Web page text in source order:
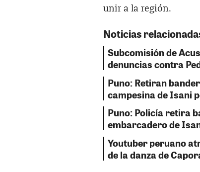
unir a la región.
Noticias
Subcomisión de
denuncias contra
Puno: Retiran
campesina de Isani
Puno: Policía retira
embarcadero de
Youtuber peruano
de la danza de